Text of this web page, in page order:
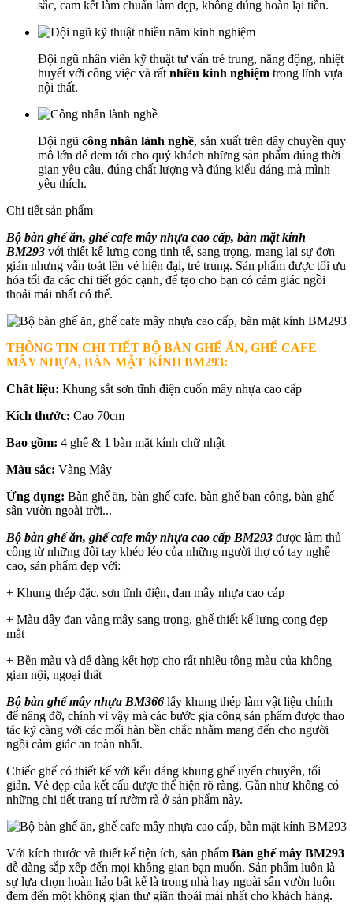
sắc, cam kết làm chuẩn làm đẹp, không đúng hoàn lại tiền.
Đội ngũ nhân viên kỹ thuật tư vấn trẻ trung, năng động, nhiệt
huyết với công việc và rất nhiều kinh nghiệm trong lĩnh vựa
nội thất.
Đội ngũ công nhân lành nghề, sản xuất trên dây chuyền quy
mô lớn để đem tới cho quý khách những sản phẩm đúng thời
gian yêu câu, đúng chất lượng và đúng kiểu dáng mà mình
yêu thích.
Chi tiết sản phẩm
Bộ bàn ghế ăn, ghế cafe mây nhựa cao cấp, bàn mặt kính
BM293 với thiết kế lưng cong tinh tế, sang trọng, mang lại sự đơn
giản nhưng vẫn toát lên vẻ hiện đại, trẻ trung. Sản phẩm được tối ưu
hóa tối đa các chi tiết góc cạnh, để tạo cho bạn có cảm giác ngồi
thoải mái nhất có thể.
THÔNG TIN CHI TIẾT BỘ BÀN GHẾ ĂN, GHẾ CAFE
MÂY NHỰA, BÀN MẶT KÍNH BM293:
Chất liệu: Khung sắt sơn tĩnh điện cuốn mây nhựa cao cấp
Kích thước: Cao 70cm
Bao gồm: 4 ghế & 1 bàn mặt kính chữ nhật
Màu sắc: Vàng Mây
Ứng dụng: Bàn ghế ăn, bàn ghế cafe, bàn ghế ban công, bàn ghế
sân vườn ngoài trời...
Bộ bàn ghế ăn, ghế cafe mây nhựa cao cấp BM293 được làm thủ
công từ những đôi tay khéo léo của những người thợ có tay nghề
cao, sản phẩm đẹp với:
+ Khung thép đặc, sơn tĩnh điện, đan mây nhựa cao cáp
+ Màu dây đan vàng mây sang trọng, ghế thiết kế lưng cong đẹp
mắt
+ Bền màu và dễ dàng kết hợp cho rất nhiều tông màu của không
gian nội, ngoại thất
Bộ bàn ghế mây nhựa BM366 lấy khung thép làm vật liệu chính
để nâng đỡ, chính vì vậy mà các bước gia công sản phẩm được thao
tác kỹ càng với các mối hàn bền chắc nhằm mang đến cho người
ngồi cảm giác an toàn nhất.
Chiếc ghế có thiết kế với kểu dáng khung ghế uyển chuyển, tối
giản. Vẻ đẹp của kết cấu được thể hiện rõ ràng. Gần như không có
những chi tiết trang trí rườm rà ở sản phẩm này.
Với kích thước và thiết kế tiện ích, sản phẩm Bàn ghế mây BM293
dễ dàng sắp xếp đến mọi không gian bạn muốn. Sản phẩm luôn là
sự lựa chọn hoàn hảo bất kể là trong nhà hay ngoài sân vườn luôn
đem đến một không gian thư giãn thoải mái nhất cho khách hàng.